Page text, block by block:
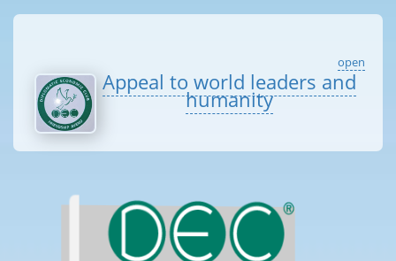
open
Appeal to world leaders and
humanity